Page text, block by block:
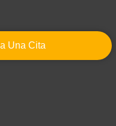
Una Cita